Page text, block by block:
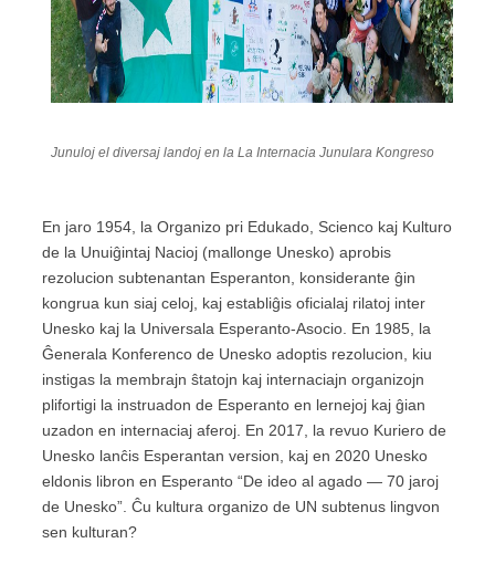
Junuloj el diversaj landoj en la La Internacia Junulara Kongreso
En jaro 1954, la Organizo pri Edukado, Scienco kaj Kulturo
de la Unuiĝintaj Nacioj (mallonge Unesko) aprobis
rezolucion subtenantan Esperanton, konsiderante ĝin
kongrua kun siaj celoj, kaj establiĝis oficialaj rilatoj inter
Unesko kaj la Universala Esperanto-Asocio. En 1985, la
Ĝenerala Konferenco de Unesko adoptis rezolucion, kiu
instigas la membrajn ŝtatojn kaj internaciajn organizojn
plifortigi la instruadon de Esperanto en lernejoj kaj ĝian
uzadon en internaciaj aferoj. En 2017, la revuo Kuriero de
Unesko lanĉis Esperantan version, kaj en 2020 Unesko
eldonis libron en Esperanto “De ideo al agado — 70 jaroj
de Unesko”. Ĉu kultura organizo de UN subtenus lingvon
sen kulturan?